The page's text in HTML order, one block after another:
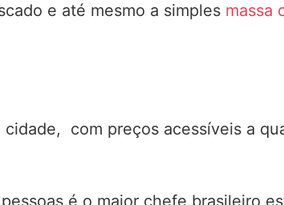
e até mesmo a simples massa
com preços acessíveis a